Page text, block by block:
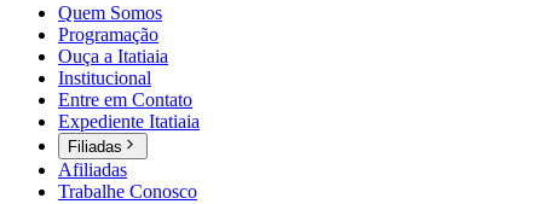
Quem Somos
Programação
Ouça a Itatiaia
Institucional
Entre em Contato
Expediente Itatiaia
Filiadas
Afiliadas
Trabalhe Conosco